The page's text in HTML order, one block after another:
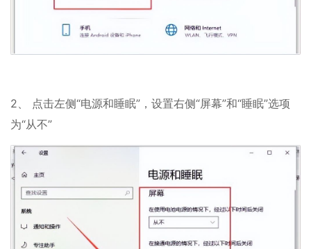
2、 点击左侧“电源和睡眠”，设置右侧“屏幕”和“睡眠”选项
为“从不”